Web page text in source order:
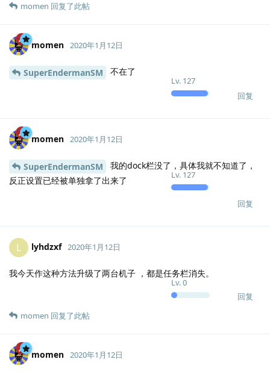
momen 回复了此帖
momen
Lv. 127
2020年1月12日
SuperEndermanSM 不在了
回复
momen
Lv. 127
2020年1月12日
SuperEndermanSM
我的dock栏没了，具体我就不知道了，
反正设置已经被单独拿了出来了
回复
L lyhdzxf
Lv.0
2020年1月12日
我今天作这种方法升级了两台机子 ，都是任务栏消失。
回复
momen 回复了此帖
momen 2020年1月12日